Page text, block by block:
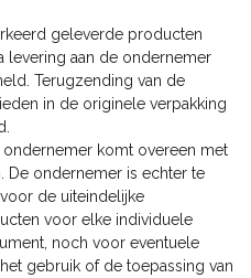
geleverde producten
levering aan de ondernemer
Terugzending van de
in de originele verpakking
ondernemer komt overeen met
De ondernemer is echter te
de uiteindelijke
voor elke individuele
noch voor eventuele
gebruik of de toepassing van